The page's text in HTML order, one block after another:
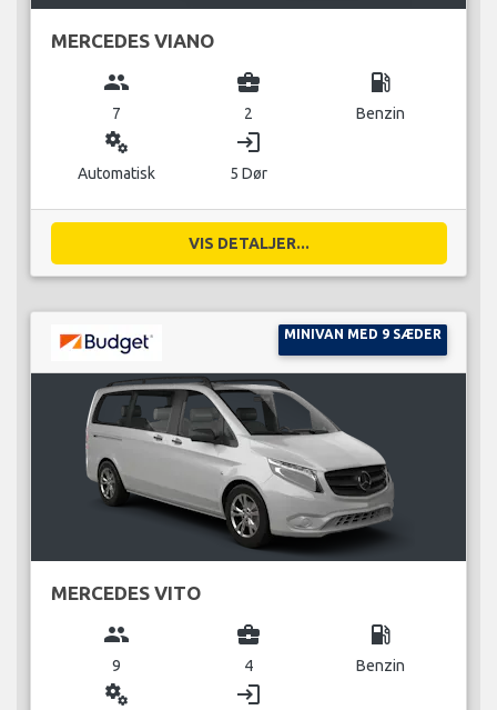
MERCEDES VIANO
group
7
business_center
2
local_gas_station
Benzin
miscellaneous_services
Automatisk
login
5 Dør
VIS DETALJER...
MINIVAN MED 9 SÆDER
MERCEDES VITO
group
9
business_center
4
local_gas_station
Benzin
miscellaneous_services login